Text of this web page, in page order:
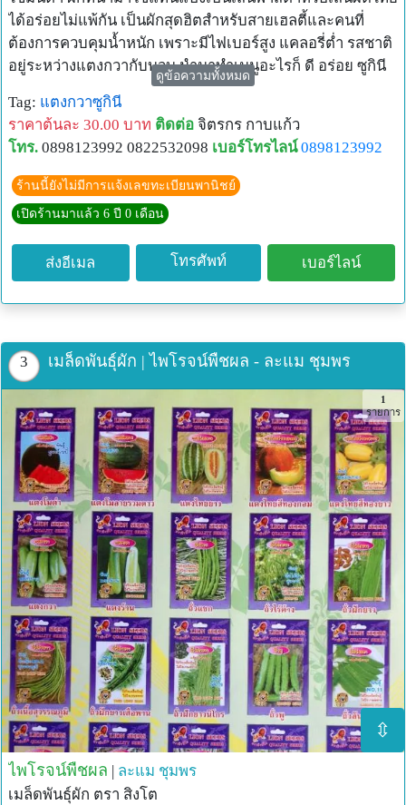
ได้อร่อยไม่แพ้กัน เป็นผักสุดฮิตสำหรับสายเฮลตี้และคนที่
ต้องการควบคุมน้ำหนัก เพราะมีไฟเบอร์สูง แคลอรี่ต่ำ รสชาติ
อยู่ระหว่างแตงกวากับบวบ นำมาทำเมนูอะไรก็ ดี อร่อย ซูกินี
หรือ บวบฝรั่ง เป็นผักตระกูลแตงกวา มีรสชาติหวาน กรอบ มี
กลิ่นเฉพาะตัว นิยมนำมารับประทานสด ๆ หรือปรุงเมนูต่าง ๆ
ใช้แทนบวปหรือแตงกวา เช่น ผัดไข่ แกงจืด แกงเลียง โดยซู
กินีเป็นผักที่มีแคลอรีต่ำ ไฟเบอร์สูง แถมยังอุดมไปด้วยวิตามิน
เอและวิตามินซี จึงถือเป็นผักที่คนรักสุขภาพไม่ควรพลาด ซูกินี
พืชตระกูลแตงที่มีผลลักษณะเป็นทรงยาวรี ผิวเรียบมัน ที่มีเนื้อ
แน่น กรอบ และฉ่ำน้ำ นิยมนำไปต้ม ทานแกล้มคู่กับน้ำพริก
ผัดกับใส่ไข่ไก่หรือใช้เป็นวัตถุดิบเมนูแกงเลียงแทนบวบก็อร่อย
เข้ากันดี หรือจะทานสดๆ
ดูข้อความทั้งหมด
Tag: แตงกวาซูกินี
ราคาต้นละ 30.00 บาท ติดต่อ จิตรกร กาบแก้ว
โทร. 0898123992 0822532098 เบอร์โทรไลน์ 0898123992
ร้านนี้ยังไม่มีการแจ้งเลขทะเบียนพานิชย์
เปิดร้านมาแล้ว 6 ปี 0 เดือน
ส่งอีเมล โทรศัพท์ เบอร์ไลน์
3 เมล็ดพันธุ์ผัก | ไพโรจน์พืชผล - ละแม ชุมพร
⇳
1
รายการ
ไพโรจน์พืชผล ละแม ชุมพร
เมล็ดพันธุ์ผัก ตรา สิงโต